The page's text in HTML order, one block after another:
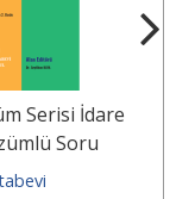
Serisi İdare
Soru